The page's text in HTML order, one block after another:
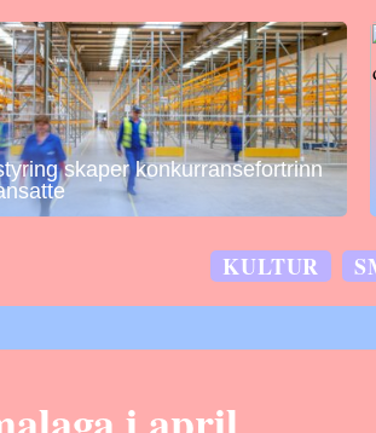
skaper konkurransefortrinn
KULTUR